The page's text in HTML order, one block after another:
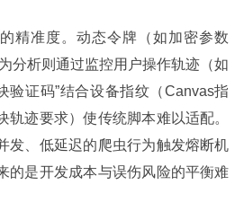
精准度。动态令牌（如加密参数
分析则通过监控用户操作轨迹（如
验证码”结合设备指纹（Canvas指
迹要求）使传统脚本难以适配。
发、低延迟的爬虫行为触发熔断机
的是开发成本与误伤风险的平衡难